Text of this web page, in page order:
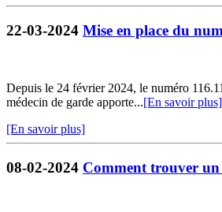
22-03-2024 Mise en place du
Depuis le 24 février 2024, le numéro
médecin de garde apporte...[En savoir plus]
[En savoir plus]
08-02-2024 Comment trouver un